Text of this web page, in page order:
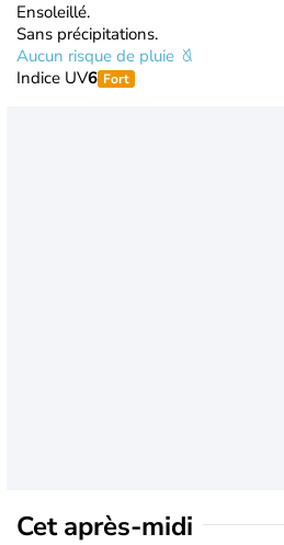
Ensoleillé.
Sans précipitations.
Aucun risque de pluie
Indice UV6 Fort
Cet après-midi